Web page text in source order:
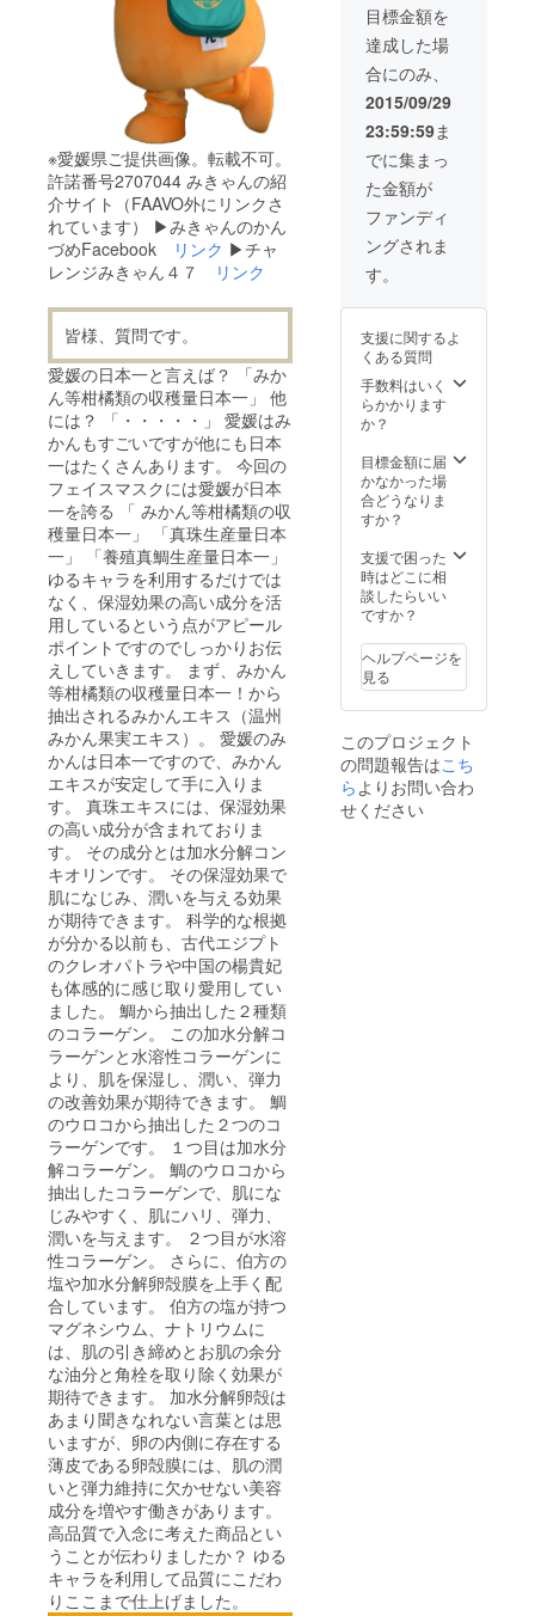
※愛媛県ご提供画像。転載不可。
許諾番号2707044 みきゃんの紹
介サイト（FAAVO外にリンクさ
れています） ▶︎みきゃんのかん
づめFacebook
リンク ▶︎チャ
レンジみきゃん４７
リンク
皆様、質問です。
愛媛の日本一と言えば？ 「みか
ん等柑橘類の収穫量日本一」 他
には？ 「・・・・・」 愛媛はみ
かんもすごいですが他にも日本
一はたくさんあります。 今回の
フェイスマスクには愛媛が日本
一を誇る 「 みかん等柑橘類の収
穫量日本一」 「真珠生産量日本
一」 「養殖真鯛生産量日本一」
ゆるキャラを利用するだけでは
なく、保湿効果の高い成分を活
用しているという点がアピール
ポイントですのでしっかりお伝
えしていきます。 まず、みかん
等柑橘類の収穫量日本一！から
抽出されるみかんエキス（温州
みかん果実エキス）。 愛媛のみ
かんは日本一ですので、みかん
エキスが安定して手に入りま
す。 真珠エキスには、保湿効果
の高い成分が含まれておりま
す。 その成分とは加水分解コン
キオリンです。 その保湿効果で
肌になじみ、潤いを与える効果
が期待できます。 科学的な根拠
が分かる以前も、古代エジプト
のクレオパトラや中国の楊貴妃
も体感的に感じ取り愛用してい
ました。 鯛から抽出した２種類
のコラーゲン。 この加水分解コ
ラーゲンと水溶性コラーゲンに
より、肌を保湿し、潤い、弾力
の改善効果が期待できます。 鯛
のウロコから抽出した２つのコ
ラーゲンです。 １つ目は加水分
解コラーゲン。 鯛のウロコから
抽出したコラーゲンで、肌にな
じみやすく、肌にハリ、弾力、
潤いを与えます。 ２つ目が水溶
性コラーゲン。 さらに、伯方の
塩や加水分解卵殻膜を上手く配
合しています。 伯方の塩が持つ
マグネシウム、ナトリウムに
は、肌の引き締めとお肌の余分
な油分と角栓を取り除く効果が
期待できます。 加水分解卵殻は
あまり聞きなれない言葉とは思
いますが、卵の内側に存在する
薄皮である卵殻膜には、肌の潤
いと弾力維持に欠かせない美容
成分を増やす働きがあります。
高品質で入念に考えた商品とい
うことが伝わりましたか？ ゆる
キャラを利用して品質にこだわ
りここまで仕上げました。
大）
す。
目標金額を
達成した場
合にのみ、
2015/09/29
23:59:59ま
でに集まっ
た金額が
ファンディ
ングされま
す。
支援に関するよ
くある質問
手数料はいく
らかかります
か？
目標金額に届
かなかった場
合どうなりま
すか？
支援で困った
時はどこに相
談したらいい
ですか？
ヘルプページを
見る
このプロジェクト
の問題報告はこち
ら よりお問い合わ
せください